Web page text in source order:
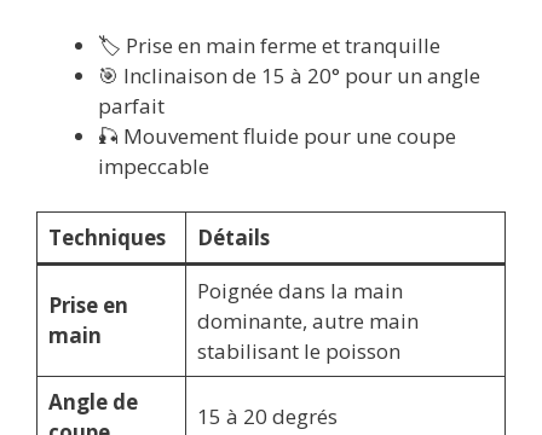
🏷️ Prise en main ferme et tranquille
🎯 Inclinaison de 15 à 20° pour un angle
parfait
🎣 Mouvement fluide pour une coupe
impeccable
Techniques Détails
Prise en
main
Poignée dans la main
dominante, autre main
stabilisant le poisson
Angle de
15 à 20 degrés